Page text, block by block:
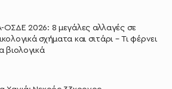
2026: 8 μεγάλες αλλαγές σε
σχήματα και σιτάρι – Τι φέρνει
βιολογικά